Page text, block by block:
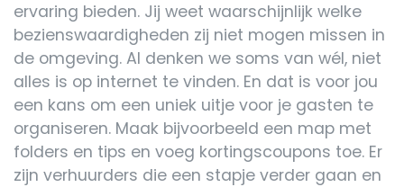
ervaring bieden. Jij weet waarschijnlijk welke
bezienswaardigheden zij niet mogen missen in
de omgeving. Al denken we soms van wél, niet
alles is op internet te vinden. En dat is voor jou
een kans om een uniek uitje voor je gasten te
organiseren. Maak bijvoorbeeld een map met
folders en tips en voeg kortingscoupons toe. Er
zijn verhuurders die een stapje verder gaan en